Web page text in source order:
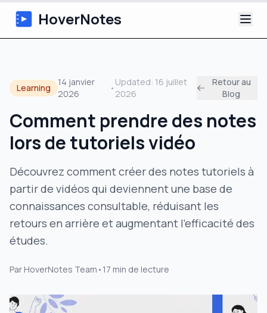
HoverNotes
Extension
Notes Vidéo IA
À propos
Learning
14 janvier
2026
•
Updated: 16 juillet
2026
Retour au
Blog
Comment prendre des notes
lors de tutoriels vidéo
Découvrez comment créer des notes tutoriels à
partir de vidéos qui deviennent une base de
connaissances consultable, réduisant les
retours en arrière et augmentant l'efficacité des
études.
Par HoverNotes Team • 17 min de lecture